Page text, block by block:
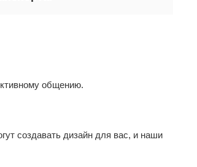
общению.
создавать дизайн для вас, и наши